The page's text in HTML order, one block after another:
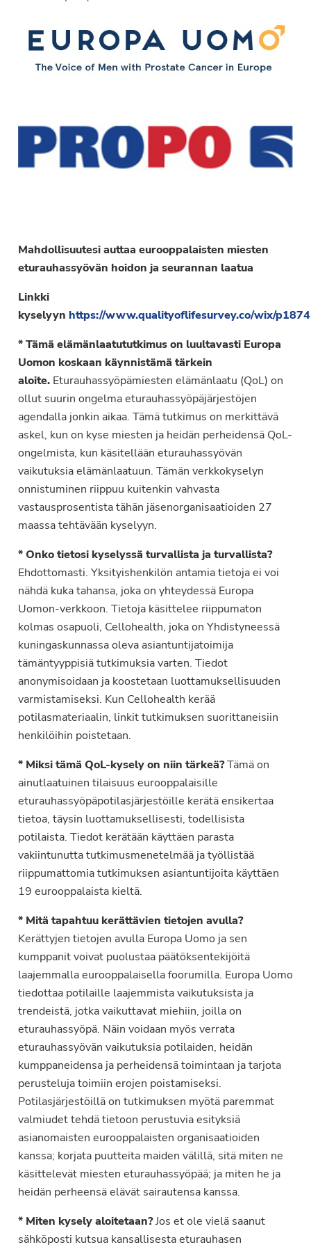
Mahdollisuutesi auttaa eurooppalaisten miesten
eturauhassyövän hoidon ja seurannan laatua
Linkki
kyselyyn https://www.qualityoflifesurvey.co/wix/
* Tämä elämänlaatututkimus on luultavasti Europa
Uomon koskaan käynnistämä tärkein
aloite. Eturauhassyöpämiesten elämänlaatu (QoL) on
ollut suurin ongelma eturauhassyöpäjärjestöjen
agendalla jonkin aikaa. Tämä tutkimus on merkittävä
askel, kun on kyse miesten ja heidän perheidensä QoL-
ongelmista, kun käsitellään eturauhassyövän
vaikutuksia elämänlaatuun. Tämän verkkokyselyn
onnistuminen riippuu kuitenkin vahvasta
vastausprosentista tähän jäsenorganisaatioiden 27
maassa tehtävään kyselyyn.
* Onko tietosi kyselyssä turvallista ja turvallista?
Ehdottomasti. Yksityishenkilön antamia tietoja ei voi
nähdä kuka tahansa, joka on yhteydessä Europa
Uomon-verkkoon. Tietoja käsittelee riippumaton
kolmas osapuoli, Cellohealth, joka on Yhdistyneessä
kuningaskunnassa oleva asiantuntijatoimija
tämäntyyppisiä tutkimuksia varten. Tiedot
anonymisoidaan ja koostetaan luottamuksellisuuden
varmistamiseksi. Kun Cellohealth kerää
potilasmateriaalin, linkit tutkimuksen suorittaneisiin
henkilöihin poistetaan.
* Miksi tämä QoL-kysely on niin tärkeä?Tämä on
ainutlaatuinen tilaisuus eurooppalaisille
eturauhassyöpäpotilasjärjestöille kerätä ensikertaa
tietoa, täysin luottamuksellisesti, todellisista
potilaista. Tiedot kerätään käyttäen parasta
vakiintunutta tutkimusmenetelmää ja työllistää
riippumattomia tutkimuksen asiantuntijoita käyttäen
19 eurooppalaista kieltä.
* Mitä tapahtuu kerättävien tietojen avulla?
Kerättyjen tietojen avulla Europa Uomo ja sen
kumppanit voivat puolustaa päätöksentekijöitä
laajemmalla eurooppalaisella foorumilla. Europa Uomo
tiedottaa potilaille laajemmista vaikutuksista ja
trendeistä, jotka vaikuttavat miehiin, joilla on
eturauhassyöpä. Näin voidaan myös verrata
eturauhassyövän vaikutuksia potilaiden, heidän
kumppaneidensa ja perheidensä toimintaan ja tarjota
perusteluja toimiin erojen poistamiseksi.
Potilasjärjestöillä on tutkimuksen myötä paremmat
valmiudet tehdä tietoon perustuvia esityksiä
asianomaisten eurooppalaisten organisaatioiden
kanssa; korjata puutteita maiden välillä, sitä miten ne
käsittelevät miesten eturauhassyöpää; ja miten he ja
heidän perheensä elävät sairautensa kanssa.
* Miten kysely aloitetaan?Jos et ole vielä saanut
sähköposti kutsua kansallisesta eturauhasen